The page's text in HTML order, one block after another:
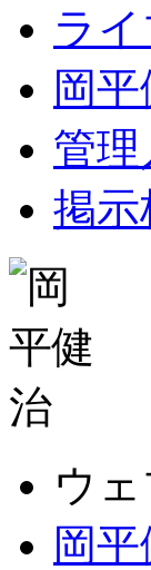
ラ
岡
管
掲示
ウ
岡